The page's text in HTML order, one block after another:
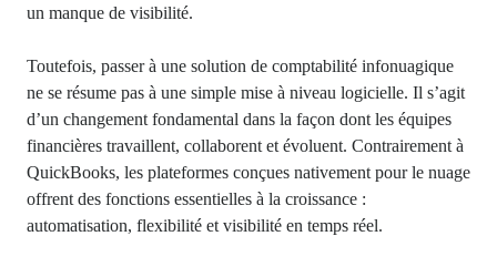
un manque de visibilité.
Toutefois, passer à une solution de comptabilité infonuagique
ne se résume pas à une simple mise à niveau logicielle. Il s’agit
d’un changement fondamental dans la façon dont les équipes
financières travaillent, collaborent et évoluent. Contrairement à
QuickBooks, les plateformes conçues nativement pour le nuage
offrent des fonctions essentielles à la croissance :
automatisation, flexibilité et visibilité en temps réel.